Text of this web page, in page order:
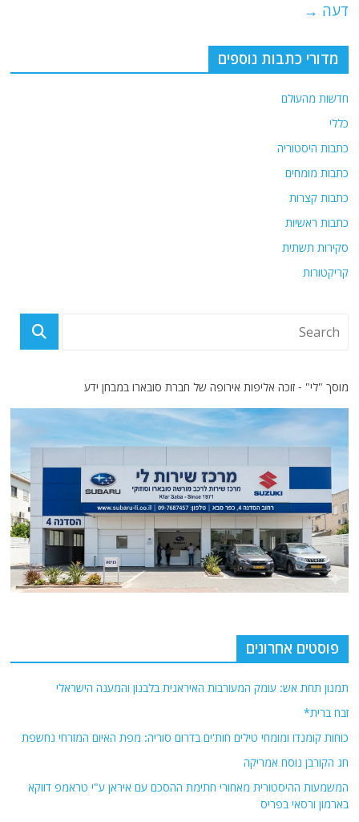
דעה →
מדורי כתבות נוספים
חדשות מהעולם
כללי
כתבות היסטוריה
כתבות מומחים
כתבות קצרות
כתבות ראשיות
סקירות תשתית
קריקטורות
מוסך "לי" - זוכה אליפות אירופה של חברת סובארו במבחן ידע
פוסטים אחרונים
תמנון תחת אש: עומק המעורבות האיראנית בלבנון והמענה הישראלי
זבח ברית*
כוחות קומנדו ומומחי טילים חות'ים בדרום סוריה: מפת האיום המזרחי נחשפת
חג הקורבן נוסח אמריקה
המשמעות ההיסטורית מאחורי חתימת ההסכם עם איראן ע"י טראמפ דווקא
בארמון ורסאי בפריס